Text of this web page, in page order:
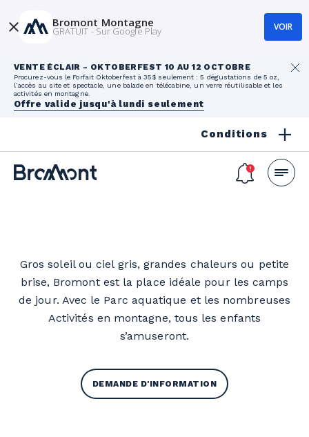
VENTE ÉCLAIR - OKTOBERFEST 10 AU 12 OCTOBRE
Procurez-vous le Forfait Oktoberfest à 35$ seulement : 5 dégustations de 5 oz,
l’accès au site et spectacle, une balade en télécabine, un verre réutilisable et les
activités en montagne.
Offre valide jusqu'à lundi seulement
Conditions
Gros soleil ou ciel gris, grandes chaleurs ou petite
brise, Bromont est la place idéale pour les camps
de jour. Avec le Parc aquatique et les nombreuses
Activités en montagne, tous les enfants
s’amuseront.
DEMANDE D'INFORMATION
Bromont Montagne
GRATUIT - Sur Google Play VOIR